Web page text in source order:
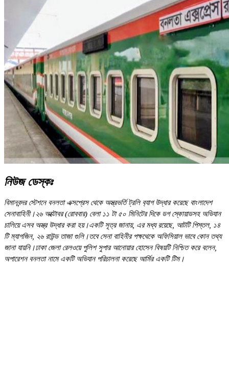
নিউজ ডেস্কঃ
বিমানবন্দর স্টেশনে বনলতা এক্সপ্রেস থেকে অস্ত্রভর্তি ট্রলি ব‍্যাগ উদ্ধার করেছে বাংলাদেশ
সেনাবাহিনী।২৬ অক্টোবর (রোববার) বেলা ১১ টা ৫০ মিনিটের দিকে ডগ স্কোয়াডসহ অভিযান
চালিয়ে এসব অস্ত্র উদ্ধার করা হয়।একটি সূত্র জানায়, এর মধ্য রয়েছে, আটটি পিস্তল, ১৪
টি ম্যাগজিন, ২৬ রাউন্ড তাজা গুলি।তবে সেনা বাহিনীর পক্ষথেকে অফিসিয়াল ভাবে কোন তথ্য
জানা যায়নি।ঢাকা জেলা রেলওয়ে পুলিশ সুপার আনোয়ার হোসেন বিষয়টি নিশ্চিত করে বলেন,
অপারেশন বনলতা নামে একটি অভিযান পরিচালনা করেছে আর্মির একটি টিম।